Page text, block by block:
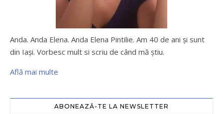
Anda. Anda Elena. Anda Elena Pintilie. Am 40 de ani şi sunt
din Iaşi. Vorbesc mult si scriu de când mă ştiu.
Află mai multe
ABONEAZĂ-TE LA NEWSLETTER